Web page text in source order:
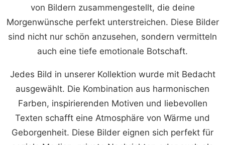
von Bildern zusammengestellt, die deine
Morgenwünsche perfekt unterstreichen. Diese Bilder
sind nicht nur schön anzusehen, sondern vermitteln
auch eine tiefe emotionale Botschaft.
Jedes Bild in unserer Kollektion wurde mit Bedacht
ausgewählt. Die Kombination aus harmonischen
Farben, inspirierenden Motiven und liebevollen
Texten schafft eine Atmosphäre von Wärme und
Geborgenheit. Diese Bilder eignen sich perfekt für